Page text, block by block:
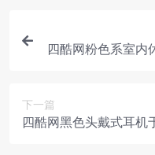
四酷网粉色系室内
下一篇
四酷网黑色头戴式耳机